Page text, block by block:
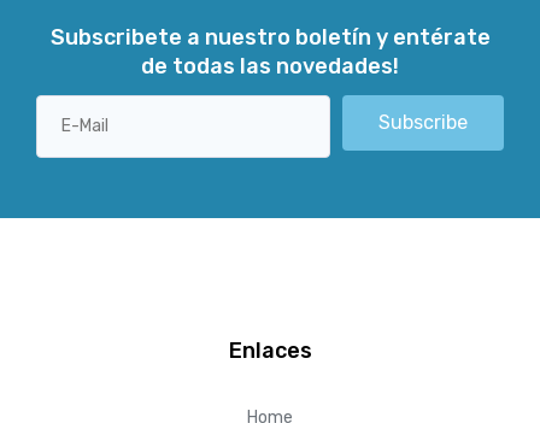
Subscribete a nuestro boletín y entérate
de todas las novedades!
Subscribe
Enlaces
Home